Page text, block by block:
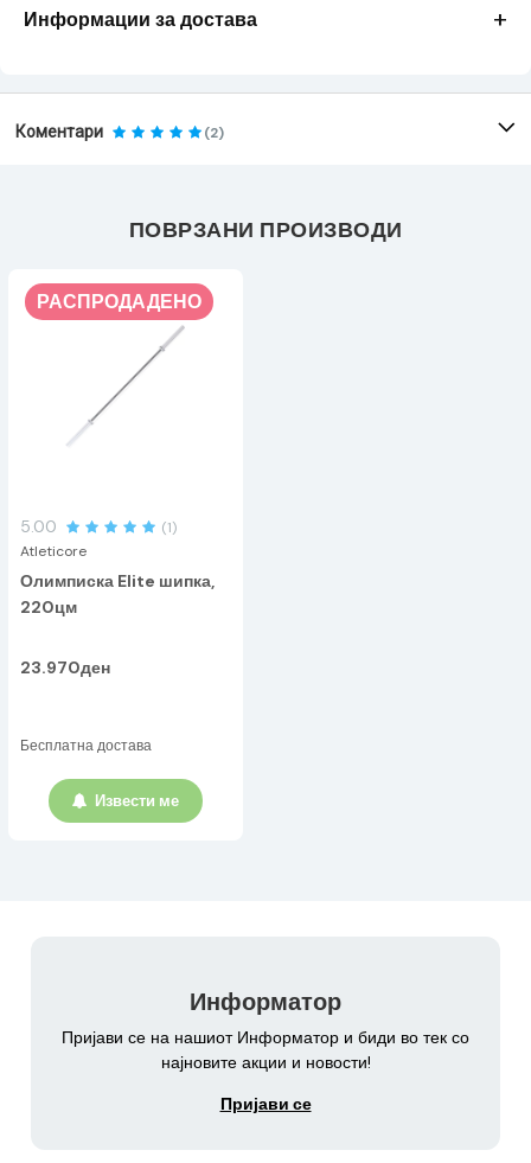
Информации за достава +
Коментари (2)
ПОВРЗАНИ ПРОИЗВОДИ
РАСПРОДАДЕНО
5.00
(1)
Atleticore
Олимписка Elite шипка,
220цм
23.970ден
Бесплатна достава
Извести ме
Информатор
Пријави се на нашиот Информатор и биди во тек со
најновите акции и новости!
Пријави се